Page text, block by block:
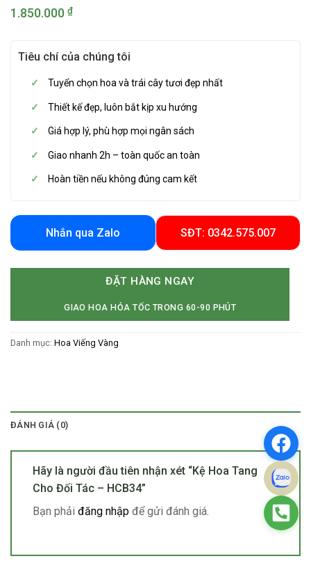
1.850.000 ₫
Tiêu chí của chúng tôi
Tuyển chọn hoa và trái cây tươi đẹp nhất
Thiết kế đẹp, luôn bắt kịp xu hướng
Giá hợp lý, phù hợp mọi ngân sách
Giao nhanh 2h – toàn quốc an toàn
Hoàn tiền nếu không đúng cam kết
Nhắn qua Zalo SĐT: 0342.575.007
ĐẶT HÀNG NGAY
GIAO HOA HỎA TỐC TRONG 60-90 PHÚT
Danh mục: Hoa Viếng Vàng
ĐÁNH GIÁ (0)
Hãy là người đầu tiên nhận xét “Kệ Hoa Tang
Cho Đối Tác – HCB34”
Bạn phải đăng nhập để gửi đánh giá.